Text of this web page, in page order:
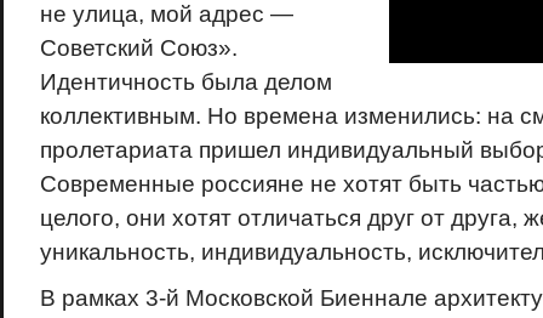
не улица, мой адрес —
Советский Союз».
Идентичность была делом
коллективным. Но времена изменились: на
пролетариата пришел индивидуальный
Современные россияне не хотят быть
целого, они хотят отличаться друг от друга,
уникальность, индивидуальность,
В рамках 3-й Московской Биеннале